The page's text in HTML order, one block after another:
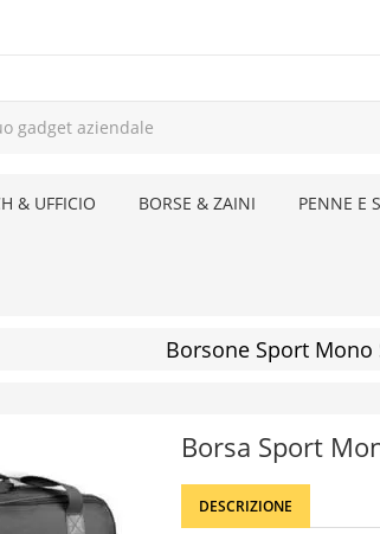
& UFFICIO BORSE & ZAINI PENNE E
Borsone Sport Mono
Borsa Sport
DESCRIZIONE